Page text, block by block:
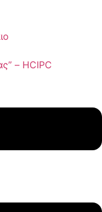
– HCIPC